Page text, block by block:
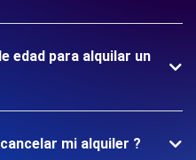
edad para alquilar un
mi alquiler ?